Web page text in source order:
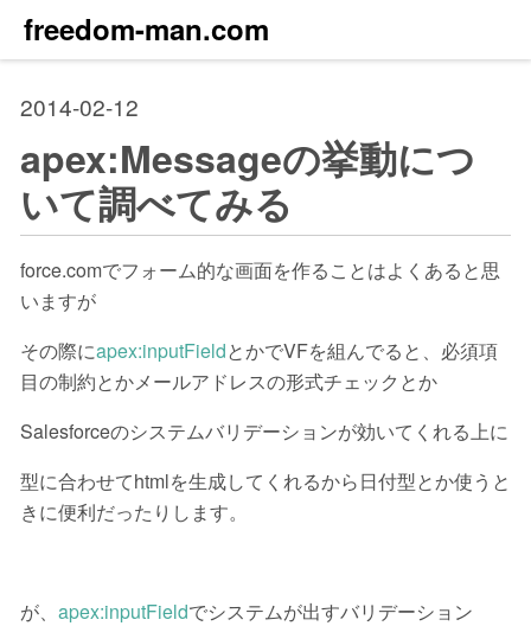
freedom-man.com
2014-02-12
apex:Messageの挙動につ
いて調べてみる
force.comでフォーム的な画面を作ることはよくあると思
いますが
その際にapex:inputFieldとかでVFを組んでると、必須項
目の制約とかメールアドレスの形式チェックとか
Salesforceのシステムバリデーションが効いてくれる上に
型に合わせてhtmlを生成してくれるから日付型とか使うと
きに便利だったりします。
が、 apex:inputFieldでシステムが出すバリデーション